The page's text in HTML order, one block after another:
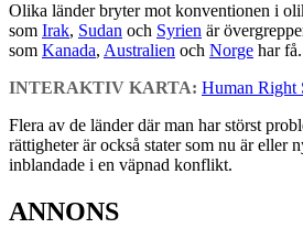
Olika länder bryter mot konventionen i
som Irak, Sudan och Syrien är
som Kanada, Australien och Norge har få.
INTERAKTIV KARTA: Human Right
Flera av de länder där man har störst
rättigheter är också stater som nu är eller
inblandade i en väpnad konflikt.
ANNONS